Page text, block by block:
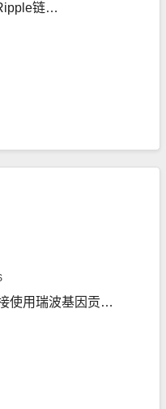
链…
使用瑞波基因贡…